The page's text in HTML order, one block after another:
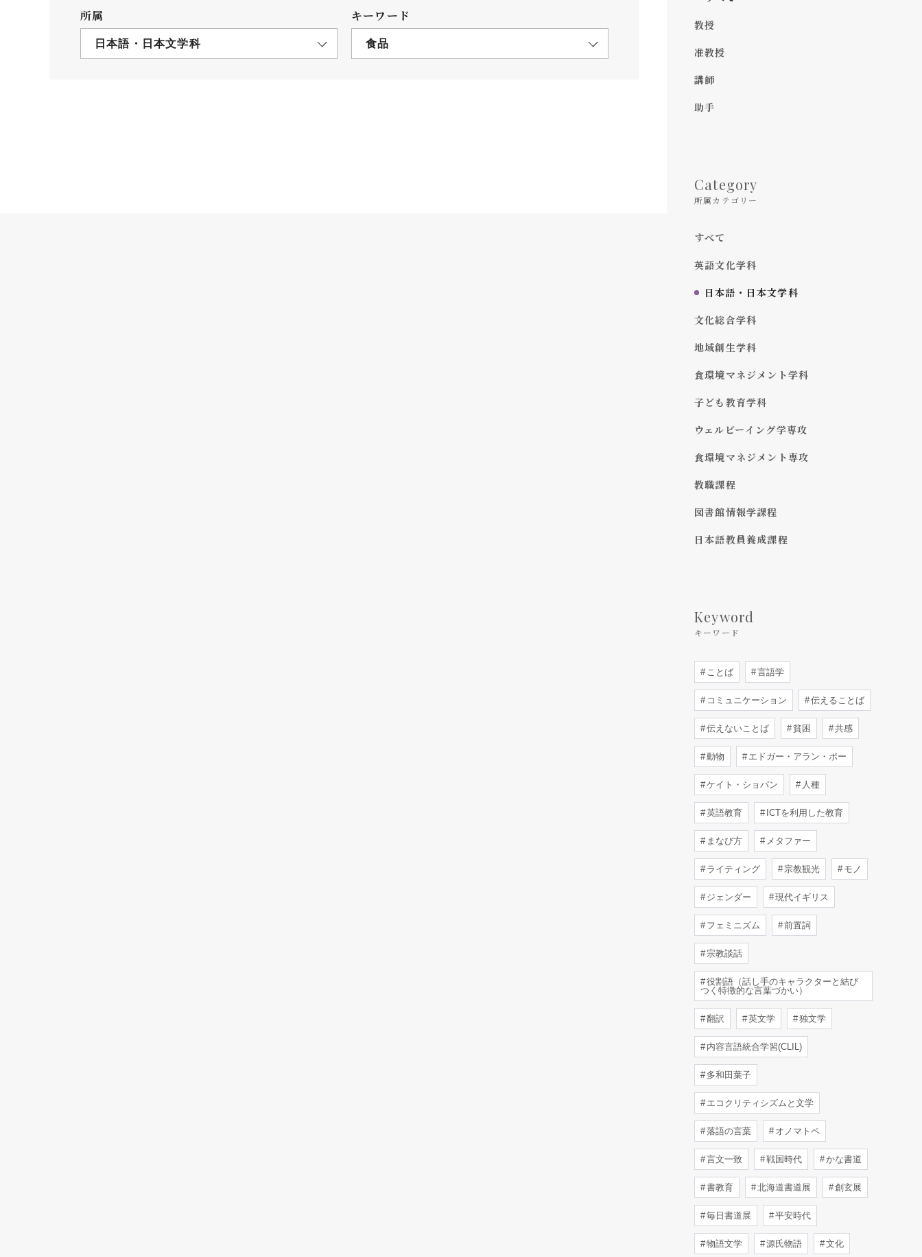
３Dパノラマビュー
所属
日本語・日本文学科
キーワード
食品
教授
准教授
講師
助手
Category
所属カテゴリー
すべて
英語文化学科
日本語・日本文学科
文化総合学科
地域創生学科
食環境マネジメント学科
子ども教育学科
ウェルビーイング学専攻
食環境マネジメント専攻
教職課程
図書館情報学課程
日本語教員養成課程
Keyword
キーワード
ことば 言語学
コミュニケーション 伝えることば
伝えないことば 貧困 共感
動物 エドガー・アラン・ポー
ケイト・ショパン 人種
英語教育 ICTを利用した教育
まなび方 メタファー
ライティング 宗教観光 モノ
ジェンダー 現代イギリス
フェミニズム 前置詞
宗教談話
役割語（話し手のキャラクターと結び
つく特徴的な言葉づかい）
翻訳 英文学 独文学
内容言語統合学習(CLIL)
多和田葉子
エコクリティシズムと文学
落語の言葉 オノマトペ
言文一致 戦国時代 かな書道
書教育 北海道書道展 創玄展
毎日書道展 平安時代
物語文学 源氏物語 文化